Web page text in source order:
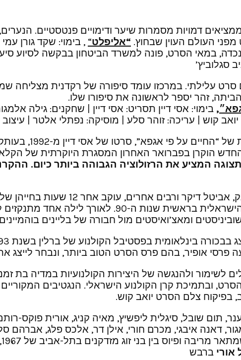
דמויות מסמרות שיער ודימויים פנטסטיים.
העולם העוין שבחוץ. “אליפלט“ , בימוי: שקד גורן
במאי הסרט, פונה למשרד הביטחון בבקשה לסיוע
סגלוביץ’
עלילתי. במרכזו עומד סיפורה של רקדנית מצליחה
זהר יספר לראשונה את סיפורו שלו.
, בימוי: אסי דיין תסריט: אסי דיין | שחקנים: גילה
קוש | עריכה: זוהר סלע | מוסיקה: נפתלי אלטר | עיצוב
הוקרן בפברואר האחרון המסגרת היוקרתית של
המציע את הרזולוציה הגבוהה ביותר כיום.
הסרט, בכיכובם של גילה אלמגור, שולי
בשם “בארבי”, המהווה מעין מיקרוקוסמוס של ההוויה
ומאצ’ואיסטים מול חבורה של בליינים
אופיר, בהם פרס הסרט הטוב ביותר, ונבחר
לשימור ולהנגשה של היצירות הקולנועיות במדיה בת
ובתמיכת קרן הקולנוע הישראלי. הנגטיבים
בפיקוח צלם הסרט יואב קוש.
תום שובל, סיגלית ליפשיץ, מאיה קניג, אורית פוקס-
דאנה איבגי, מכרם חורי, אילן דר, אלכס פלג, אברהם
בין בני זוג מזדקנים בתל-אביב של 1967, ועורכים לו מחווה.
אורי ברבש